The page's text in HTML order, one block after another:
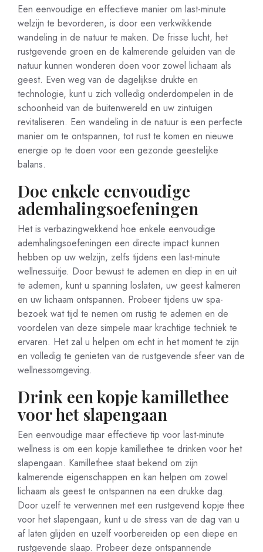
Een eenvoudige en effectieve manier om last-minute
welzijn te bevorderen, is door een verkwikkende
wandeling in de natuur te maken. De frisse lucht, het
rustgevende groen en de kalmerende geluiden van de
natuur kunnen wonderen doen voor zowel lichaam als
geest. Even weg van de dagelijkse drukte en
technologie, kunt u zich volledig onderdompelen in de
schoonheid van de buitenwereld en uw zintuigen
revitaliseren. Een wandeling in de natuur is een perfecte
manier om te ontspannen, tot rust te komen en nieuwe
energie op te doen voor een gezonde geestelijke
balans.
Doe enkele eenvoudige
ademhalingsoefeningen
Het is verbazingwekkend hoe enkele eenvoudige
ademhalingsoefeningen een directe impact kunnen
hebben op uw welzijn, zelfs tijdens een last-minute
wellnessuitje. Door bewust te ademen en diep in en uit
te ademen, kunt u spanning loslaten, uw geest kalmeren
en uw lichaam ontspannen. Probeer tijdens uw spa-
bezoek wat tijd te nemen om rustig te ademen en de
voordelen van deze simpele maar krachtige techniek te
ervaren. Het zal u helpen om echt in het moment te zijn
en volledig te genieten van de rustgevende sfeer van de
wellnessomgeving.
Drink een kopje kamillethee
voor het slapengaan
Een eenvoudige maar effectieve tip voor last-minute
wellness is om een kopje kamillethee te drinken voor het
slapengaan. Kamillethee staat bekend om zijn
kalmerende eigenschappen en kan helpen om zowel
lichaam als geest te ontspannen na een drukke dag.
Door uzelf te verwennen met een rustgevend kopje thee
voor het slapengaan, kunt u de stress van de dag van u
af laten glijden en uzelf voorbereiden op een diepe en
rustgevende slaap. Probeer deze ontspannende